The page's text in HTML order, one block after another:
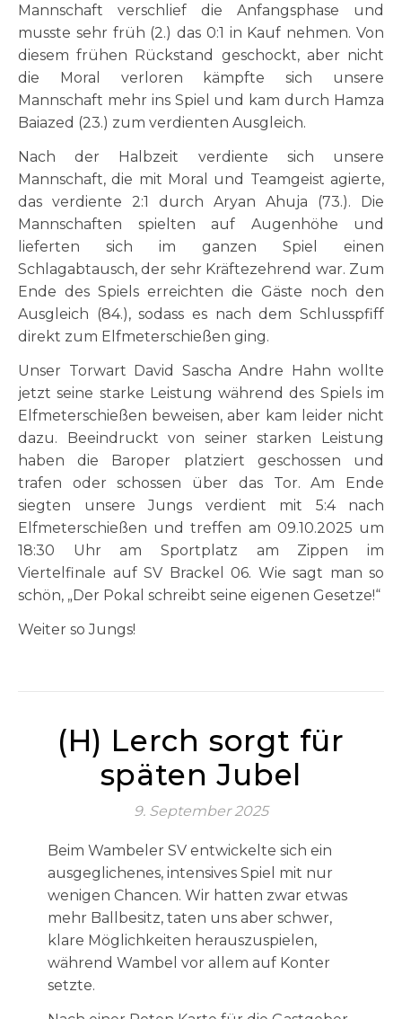
Mannschaft verschlief die Anfangsphase und
musste sehr früh (2.) das 0:1 in Kauf nehmen. Von
diesem frühen Rückstand geschockt, aber nicht
die Moral verloren kämpfte sich unsere
Mannschaft mehr ins Spiel und kam durch Hamza
Baiazed (23.) zum verdienten Ausgleich.
Nach der Halbzeit verdiente sich unsere
Mannschaft, die mit Moral und Teamgeist agierte,
das verdiente 2:1 durch Aryan Ahuja (73.). Die
Mannschaften spielten auf Augenhöhe und
lieferten sich im ganzen Spiel einen
Schlagabtausch, der sehr Kräftezehrend war. Zum
Ende des Spiels erreichten die Gäste noch den
Ausgleich (84.), sodass es nach dem Schlusspfiff
direkt zum Elfmeterschießen ging.
Unser Torwart David Sascha Andre Hahn wollte
jetzt seine starke Leistung während des Spiels im
Elfmeterschießen beweisen, aber kam leider nicht
dazu. Beeindruckt von seiner starken Leistung
haben die Baroper platziert geschossen und
trafen oder schossen über das Tor. Am Ende
siegten unsere Jungs verdient mit 5:4 nach
Elfmeterschießen und treffen am 09.10.2025 um
18:30 Uhr am Sportplatz am Zippen im
Viertelfinale auf SV Brackel 06. Wie sagt man so
schön, „Der Pokal schreibt seine eigenen Gesetze!“
Weiter so Jungs!
(H) Lerch sorgt für
späten Jubel
9. September 2025
Beim Wambeler SV entwickelte sich ein
ausgeglichenes, intensives Spiel mit nur
wenigen Chancen. Wir hatten zwar etwas
mehr Ballbesitz, taten uns aber schwer,
klare Möglichkeiten herauszuspielen,
während Wambel vor allem auf Konter
setzte.